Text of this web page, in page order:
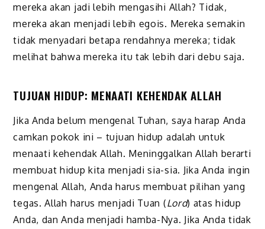
mereka akan jadi lebih mengasihi Allah? Tidak,
mereka akan menjadi lebih egois. Mereka semakin
tidak menyadari betapa rendahnya mereka; tidak
melihat bahwa mereka itu tak lebih dari debu saja.
TUJUAN HIDUP: MENAATI KEHENDAK ALLAH
Jika Anda belum mengenal Tuhan, saya harap Anda
camkan pokok ini – tujuan hidup adalah untuk
menaati kehendak Allah. Meninggalkan Allah berarti
membuat hidup kita menjadi sia-sia. Jika Anda ingin
mengenal Allah, Anda harus membuat pilihan yang
tegas. Allah harus menjadi Tuan (Lord) atas hidup
Anda, dan Anda menjadi hamba-Nya. Jika Anda tidak